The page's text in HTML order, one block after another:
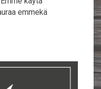
emmekä